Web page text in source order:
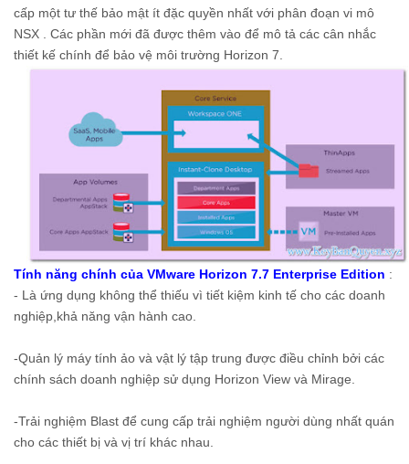
cấp một tư thế bảo mật ít đặc quyền nhất với phân đoạn vi mô
NSX . Các phần mới đã được thêm vào để mô tả các cân nhắc
thiết kế chính để bảo vệ môi trường Horizon 7.
Tính năng chính của VMware Horizon 7.7 Enterprise Edition :
- Là ứng dụng không thể thiếu vì tiết kiệm kinh tế cho các doanh
nghiệp,khả năng vận hành cao.
-Quản lý máy tính ảo và vật lý tập trung được điều chỉnh bởi các
chính sách doanh nghiệp sử dụng Horizon View và Mirage.
-Trải nghiệm Blast để cung cấp trải nghiệm người dùng nhất quán
cho các thiết bị và vị trí khác nhau.